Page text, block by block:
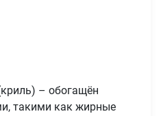
– обогащён
такими как жирные